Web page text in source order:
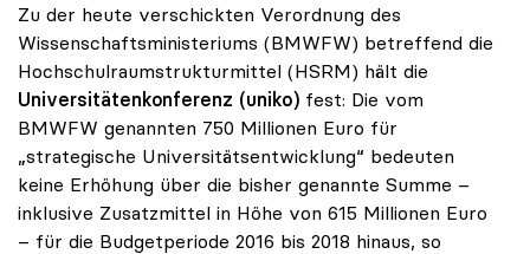
Zu der heute verschickten Verordnung des
Wissenschaftsministeriums (BMWFW) betreffend die
Hochschulraumstrukturmittel (HSRM) hält die
Universitätenkonferenz (uniko) fest: Die vom
BMWFW genannten 750 Millionen Euro für
„strategische Universitätsentwicklung“ bedeuten
keine Erhöhung über die bisher genannte Summe –
inklusive Zusatzmittel in Höhe von 615 Millionen Euro
– für die Budgetperiode 2016 bis 2018 hinaus, so